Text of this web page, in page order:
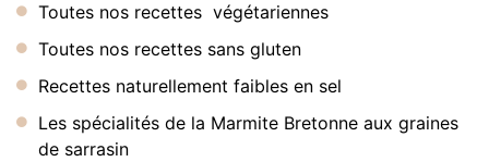
Toutes nos recettes végétariennes
Toutes nos recettes sans gluten
Recettes naturellement faibles en sel
Les spécialités de la Marmite Bretonne aux graines
de sarrasin